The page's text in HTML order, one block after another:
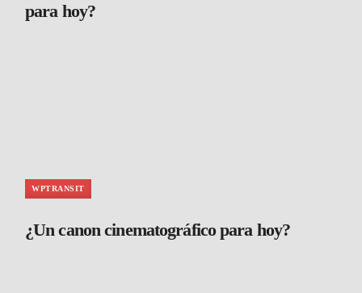
para hoy?
WPTRANSIT
¿Un canon cinematográfico para hoy?